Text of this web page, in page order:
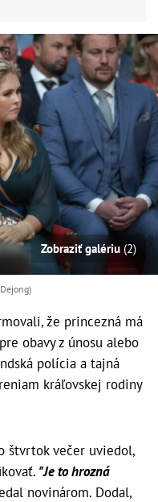
Zobraziť galériu(2)
že princezná má
obavy z únosu alebo
polícia a tajná
kráľovskej rodiny
štvrtok večer uviedol,
"Je to hrozná
novinárom. Dodal,